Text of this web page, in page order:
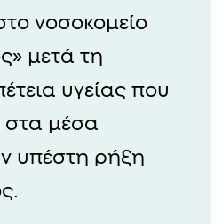
νοσοκομείο
μετά τη
υγείας που
στα μέσα
υπέστη ρήξη